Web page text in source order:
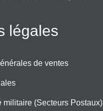
légales
de ventes
militaire (Secteurs Postaux)